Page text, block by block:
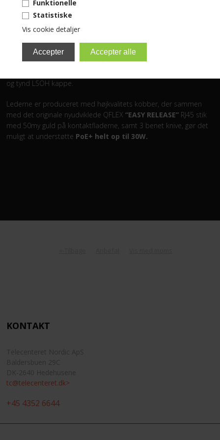
Funktionelle
Statistiske
Vis cookie detaljer
Vil du have effektive og overskuelige krydsfelter, som ikke drukner
i tykke netværkskabler, så er QFLEX kablerne det oplagte valg.
populære QFLEX Kategori 6 kabler, der med en helt ny
produktionsteknologi gør det muligt at parsno lederne uden brug
og tynd LSOH kappe.
Lederne er produceret med højkvalitets kobber, der sammen
med det originale nyudviklede QFLEX “EASY RELEASE”RJ45 stik
med 50my guld på kontaktfladerne, samt 3 benet knive, gør det
muligt at understøtte PoE+ helt op til 30W.
KONTAKT
tc@telecenteret.dk>
+45 4352 6644